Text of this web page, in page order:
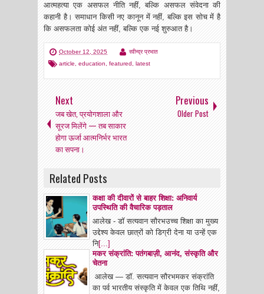
आत्महत्या एक असफल नीति नहीं, बल्कि असफल संवेदना की
कहानी है। समाधान किसी नए कानून में नहीं, बल्कि इस सोच में है
कि असफलता कोई अंत नहीं, बल्कि एक नई शुरुआत है।
October 12, 2025
रवीन्द्र प्रभात
article, education, featured, latest
Next
जब खेत, प्रयोगशाला और
सूरज मिलेंगे — तब साकार
होगा ऊर्जा आत्मनिर्भर भारत
का सपना।
Previous
Older Post
Related Posts
कक्षा की दीवारों से बाहर शिक्षा: अनिवार्य
उपस्थिति की वैचारिक पड़ताल
आलेख - डॉ सत्यवान सौरभउच्च शिक्षा का मुख्य
उद्देश्य केवल छात्रों को डिग्री देना या उन्हें एक
नि[...]
मकर संक्रांति: पतंगबाज़ी, आनंद, संस्कृति और
चेतना
आलेख — डॉ. सत्यवान सौरभमकर संक्रांति
का पर्व भारतीय संस्कृति में केवल एक तिथि नहीं,